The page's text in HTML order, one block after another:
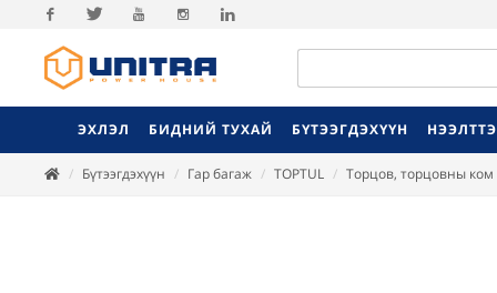
Facebook
ЭХЛЭЛ БИДНИЙ ТУХАЙ БҮТЭЭГДЭХҮҮН
Бүтээгдэхүүн Гар багаж TOPTUL Торцов, торцовны ком